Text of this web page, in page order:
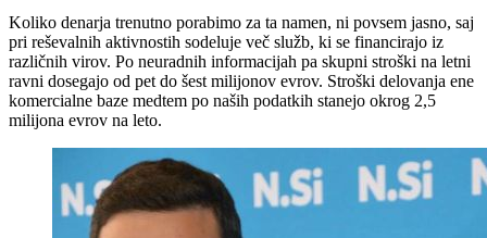
Koliko denarja trenutno porabimo za ta namen, ni povsem jasno, saj
pri reševalnih aktivnostih sodeluje več služb, ki se financirajo iz
različnih virov. Po neuradnih informacijah pa skupni stroški na letni
ravni dosegajo od pet do šest milijonov evrov. Stroški delovanja ene
komercialne baze medtem po naših podatkih stanejo okrog 2,5
milijona evrov na leto.